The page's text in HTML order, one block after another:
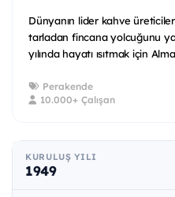
Dünyanın lider kahve
tarladan fincana yolcuğunu
yılında hayatı ısıtmak için
Perakende
10.000+ Çalışan
KURULUŞ YILI
1949